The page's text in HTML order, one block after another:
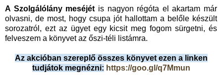
A Szolgálólány meséjét is nagyon régóta el akartam már
olvasni, de most, hogy csupa jót hallottam a belőle készült
sorozatról, ezt az ügyet egy kicsit meg fogom sürgetni, és
felveszem a könyvet az őszi-téli listámra.
Az akcióban szereplő összes könyvet ezen a linken
tudjátok megnézni: https://goo.gl/q7Mmun